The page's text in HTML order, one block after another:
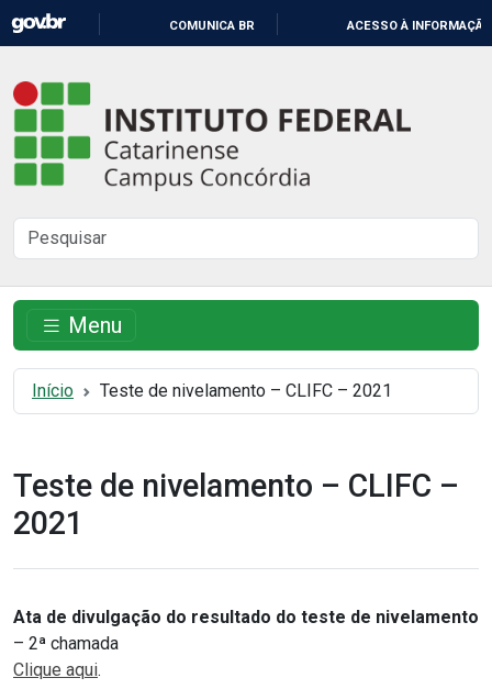
CONTEÚDO
COMUNICA BR ACESSO À INFORMAÇÃO
Instituto
Federal
Catarinense
-
Campus
Concórdia
Buscar
no
site
Menu
Início Teste de nivelamento – CLIFC – 2021
Teste de nivelamento – CLIFC –
2021
Ata de divulgação do resultado do teste de nivelamento
– 2ª chamada
Clique aqui.